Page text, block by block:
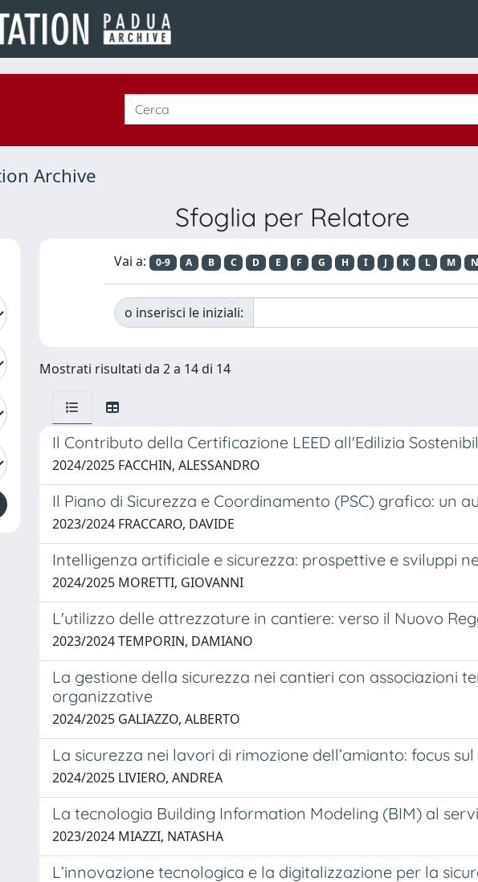
Archive
Sfoglia per Relatore
Vai a: 0-9 A B C D E F G H I J K L M N
o inserisci le iniziali:
Mostrati risultati da 2 a 14 di 14
Il Contributo della Certificazione LEED all'Edilizia
2024/2025 FACCHIN, ALESSANDRO
Il Piano di Sicurezza e Coordinamento (PSC) grafico: un
2023/2024 FRACCARO, DAVIDE
Intelligenza artificiale e sicurezza: prospettive e sviluppi
2024/2025 MORETTI, GIOVANNI
L'utilizzo delle attrezzature in cantiere: verso il Nuovo
2023/2024 TEMPORIN, DAMIANO
La gestione della sicurezza nei cantieri con associazioni
organizzative
2024/2025 GALIAZZO, ALBERTO
La sicurezza nei lavori di rimozione dell’amianto: focus
2024/2025 LIVIERO, ANDREA
La tecnologia Building Information Modeling (BIM) al
2023/2024 MIAZZI, NATASHA
L’innovazione tecnologica e la digitalizzazione per la